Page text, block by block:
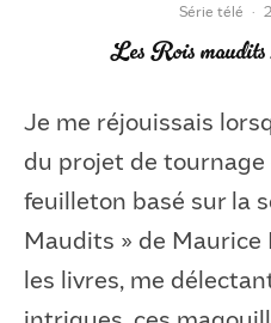
Série télé ·
Les Rois
Je me réjouissais
du projet de tournage
feuilleton basé sur la
Maudits » de Maurice
les livres, me